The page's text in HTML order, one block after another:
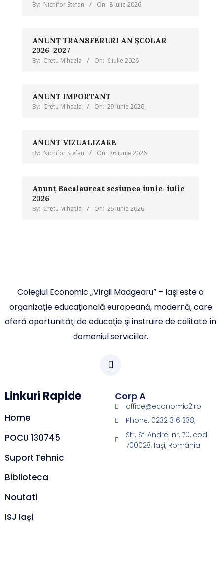
By: Nichifor Stefan On: 8 iulie 2026
ANUNȚ TRANSFERURI AN ȘCOLAR
2026-2027
By: Cretu Mihaela On: 6 iulie 2026
ANUNT IMPORTANT
By: Cretu Mihaela On: 29 iunie 2026
ANUNT VIZUALIZARE
By: Nichifor Stefan On: 26 iunie 2026
Anunț Bacalaureat sesiunea iunie-iulie
2026
By: Cretu Mihaela On: 26 iunie 2026
Colegiul Economic „Virgil Madgearu” – Iaşi este o
organizaţie educaţională europeană, modernă, care
oferă oportunităţi de educaţie şi instruire de calitate în
domeniul serviciilor.
Linkuri Rapide
Home
POCU 130745
Suport Tehnic
Biblioteca
Noutati
ISJ Iași
Corp A
office@economic2.ro
Phone: 0232 316 238,
Str. Sf. Andrei nr. 70, cod
700028, Iaşi, România